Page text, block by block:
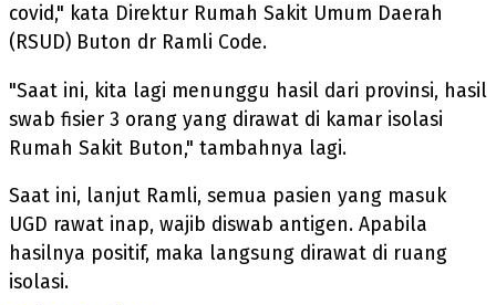
covid," kata Direktur Rumah Sakit Umum Daerah
(RSUD) Buton dr Ramli Code.
"Saat ini, kita lagi menunggu hasil dari provinsi, hasil
swab fisier 3 orang yang dirawat di kamar isolasi
Rumah Sakit Buton," tambahnya lagi.
Saat ini, lanjut Ramli, semua pasien yang masuk
UGD rawat inap, wajib diswab antigen. Apabila
hasilnya positif, maka langsung dirawat di ruang
isolasi.